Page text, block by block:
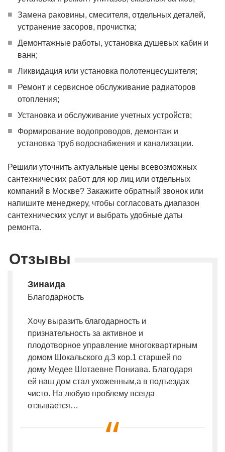
Замена раковины, смесителя, отдельных деталей,
устранение засоров, прочистка;
Демонтажные работы, установка душевых кабин и
ванн;
Ликвидация или установка полотенцесушителя;
Ремонт и сервисное обслуживание радиаторов
отопления;
Установка и обслуживание учетных устройств;
Формирование водопроводов, демонтаж и
установка труб водоснабжения и канализации.
Решили уточнить актуальные цены всевозможных
сантехнических работ для юр лиц или отдельных
компаний в Москве? Закажите обратный звонок или
напишите менеджеру, чтобы согласовать диапазон
сантехнических услуг и выбрать удобные даты
ремонта.
Отзывы
Зинаида
Благодарность
Хочу выразить благодарность и
признательность за активное и
плодотворное управление многоквартирным
домом Шокальского д.3 кор.1 старшей по
дому Медее Шотаевне Пониава. Благодаря
ей наш дом стал ухоженным,а в подъездах
чисто. На любую проблему всегда
отзывается…